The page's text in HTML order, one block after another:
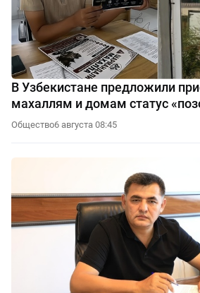
В Узбекистане предложили
махаллям и домам статус
Общество6 августа 08:45